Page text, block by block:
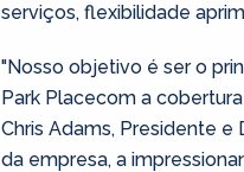
serviços, flexibilidade
"Nosso objetivo é ser o
Park Placecom a
Chris Adams, Presidente
da empresa, a